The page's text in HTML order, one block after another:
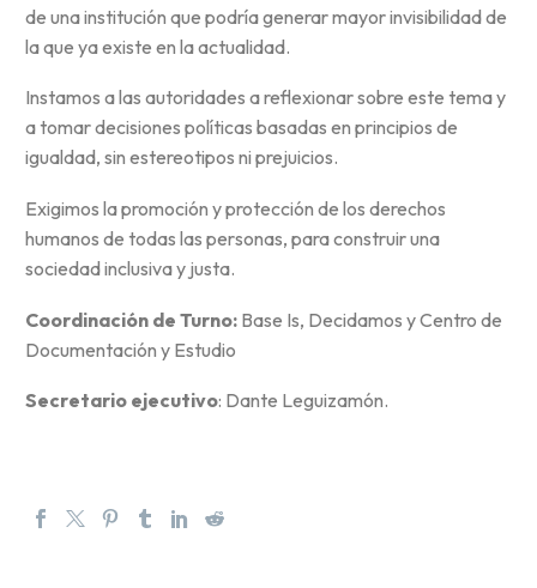
de una institución que podría generar mayor invisibilidad de
la que ya existe en la actualidad.
Instamos a las autoridades a reflexionar sobre este tema y
a tomar decisiones políticas basadas en principios de
igualdad, sin estereotipos ni prejuicios.
Exigimos la promoción y protección de los derechos
humanos de todas las personas, para construir una
sociedad inclusiva y justa.
Coordinación de Turno: Base Is, Decidamos y Centro de
Documentación y Estudio
Secretario ejecutivo: Dante Leguizamón.